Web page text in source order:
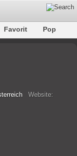
Favorit
Pop
Website: